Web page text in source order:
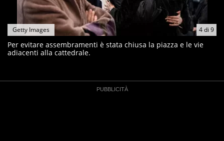
4di 9
Getty Images
Per evitare assembramenti è stata chiusa la piazza e le vie
adiacenti alla cattedrale.